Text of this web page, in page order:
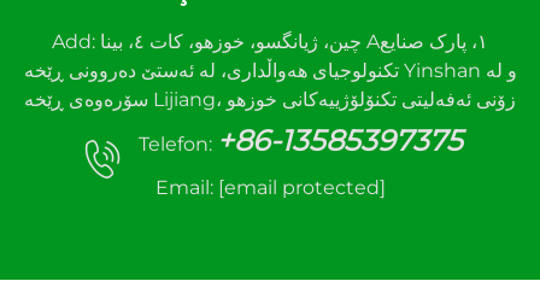
Add: چین، ژیانگسو، خوزهو، کات ٤، بینا A١، پارک صنایع
تکنولوجیای هەواڵداری، لە ئەستێ دەروونی ڕێخە Yinshan و لە
سۆرەوەی ڕێخە Lijiang، زۆنی ئەفەلیتی تکنۆلۆژییەکانی خوزهو
Telefon: +86-13585397375
Email: [email protected]